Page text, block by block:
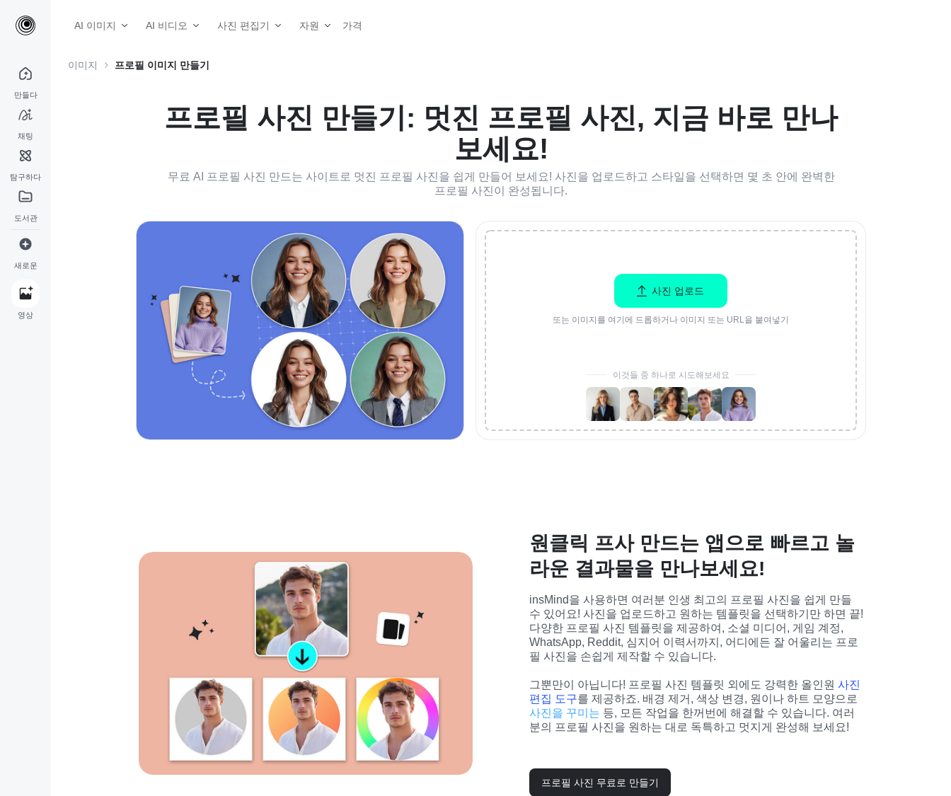
AI 이미지 AI 비디오 사진 편집기 자원 가격
만들다
채팅
탐구하다
도서관
새로운
영상
이미지 프로필 이미지 만들기
프로필 사진 만들기: 멋진 프로필 사진, 지금 바로 만나
보세요!
무료 AI 프로필 사진 만드는 사이트로 멋진 프로필 사진을 쉽게 만들어 보세요! 사진을 업로드하고 스타일을 선택하면 몇 초 안에 완벽한
프로필 사진이 완성됩니다.
사진 업로드
또는 이미지를 여기에 드롭하거나 이미지 또는 URL을 붙여넣기
이것들 중 하나로 시도해보세요
원클릭 프사 만드는 앱으로 빠르고 놀
라운 결과물을 만나보세요!
insMind을 사용하면 여러분 인생 최고의 프로필 사진을 쉽게 만들
수 있어요! 사진을 업로드하고 원하는 템플릿을 선택하기만 하면 끝!
다양한 프로필 사진 템플릿을 제공하여, 소셜 미디어, 게임 계정,
WhatsApp, Reddit, 심지어 이력서까지, 어디에든 잘 어울리는 프로
필 사진을 손쉽게 제작할 수 있습니다.
그뿐만이 아닙니다! 프로필 사진 템플릿 외에도 강력한 올인원 사진
편집 도구
사진을 꾸미는 등, 모든 작업을 한꺼번에 해결할 수 있습니다. 여러
분의 프로필 사진을 원하는 대로 독특하고 멋지게 완성해 보세요!
프로필 사진 무료로 만들기